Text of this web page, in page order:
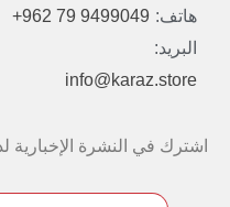
هاتف: +962 79 9499049
البريد:
info@karaz.store
اشترك في النشرة